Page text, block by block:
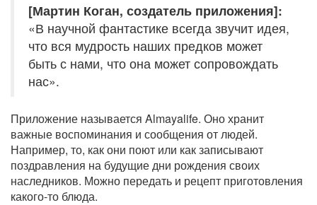
[Мартин Коган, создатель приложения]:
«В научной фантастике всегда звучит идея,
что вся мудрость наших предков может
быть с нами, что она может сопровождать
нас».
Приложение называется Almayalife. Оно хранит
важные воспоминания и сообщения от людей.
Например, то, как они поют или как записывают
поздравления на будущие дни рождения своих
наследников. Можно передать и рецепт приготовления
какого-то блюда.